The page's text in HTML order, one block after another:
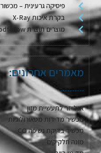
פיסיקה גרעינית – מכשור
בקרת איכות X-Ray
מוצרים תוצרת Goodfellow
מאמרים אחרונים:
אנלייזר לתעשיית מזון
מכשיר מדידות מטאורולוגיות
מכשיר בדיקת נשיפה CO
מונה חלקיקים